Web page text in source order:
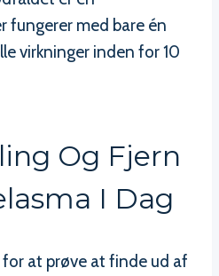
fungerer med bare én
virkninger inden for 10
Og Fjern
I Dag
at prøve at finde ud af